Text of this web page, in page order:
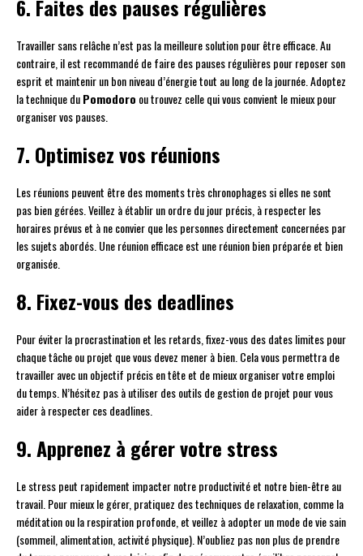
6. Faites des pauses régulières
Travailler sans relâche n’est pas la meilleure solution pour être efficace. Au
contraire, il est recommandé de faire des pauses régulières pour reposer son
esprit et maintenir un bon niveau d’énergie tout au long de la journée. Adoptez
la technique duPomodoro ou trouvez celle qui vous convient le mieux pour
organiser vos pauses.
7. Optimisez vos réunions
Les réunions peuvent être des moments très chronophages si elles ne sont
pas bien gérées. Veillez à établir un ordre du jour précis, à respecter les
horaires prévus et à ne convier que les personnes directement concernées par
les sujets abordés. Une réunion efficace est une réunion bien préparée et bien
organisée.
8. Fixez-vous des deadlines
Pour éviter la procrastination et les retards, fixez-vous des dates limites pour
chaque tâche ou projet que vous devez mener à bien. Cela vous permettra de
travailler avec un objectif précis en tête et de mieux organiser votre emploi
du temps. N’hésitez pas à utiliser des outils de gestion de projet pour vous
aider à respecter ces deadlines.
9. Apprenez à gérer votre stress
Le stress peut rapidement impacter notre productivité et notre bien-être au
travail. Pour mieux le gérer, pratiquez des techniques de relaxation, comme la
méditation ou la respiration profonde, et veillez à adopter un mode de vie sain
(sommeil, alimentation, activité physique). N’oubliez pas non plus de prendre